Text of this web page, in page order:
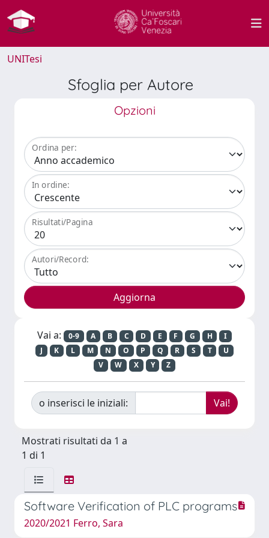
UNITesi
Sfoglia per Autore
Opzioni
Ordina per:
In ordine:
Risultati/Pagina
Autori/Record:
Vai a: 0-9 A B C D E F G H
I
J
K L M N O P Q R S T
U
V
W X Y Z
o inserisci le iniziali:
Mostrati risultati da 1 a
1 di 1
Software Verification of PLC programs
2020/2021 Ferro, Sara